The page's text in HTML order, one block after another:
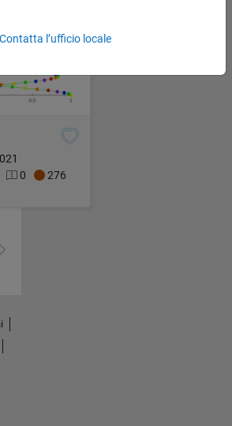
0 276
Contatta l’ufficio locale